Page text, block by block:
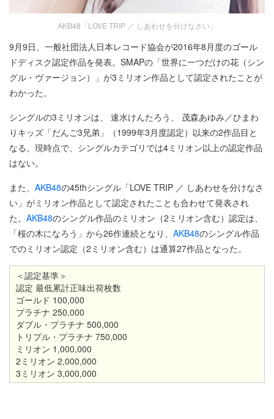
AKB48「LOVE TRIP ／ しあわせを分けなさい」
9月9日、一般社団法人日本レコード協会が2016年8月度のゴール
ドディスク認定作品を発表。SMAPの「世界に一つだけの花（シン
グル・ヴァージョン）」が3ミリオン作品として認定されたことが
わかった。
シングルの3ミリオンは、 速水けんたろう、 茂森あゆみ／ひまわ
りキッズ「だんご3兄弟」（1999年3月度認定）以来の2作品目と
なる。現時点で、シングルカテゴリでは4ミリオン以上の認定作品
はない。
また、 AKB48の45thシングル「LOVE TRIP ／ しあわせを分けなさ
い」がミリオン作品として認定されたことも合わせて発表され
た。 AKB48のシングル作品のミリオン（2ミリオン含む）認定は、
「桜の木になろう」から26作連続となり、 AKB48のシングル作品
でのミリオン認定（2ミリオン含む）は通算27作品となった。
＜認定基準＞
認定 最低累計正味出荷枚数
ゴールド 100,000
プラチナ 250,000
ダブル・プラチナ 500,000
トリプル・プラチナ 750,000
ミリオン 1,000,000
2ミリオン 2,000,000
3ミリオン 3,000,000